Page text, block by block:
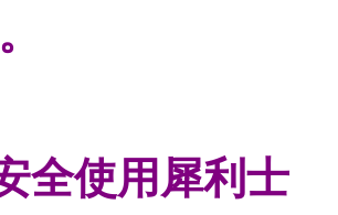
全使用犀利士